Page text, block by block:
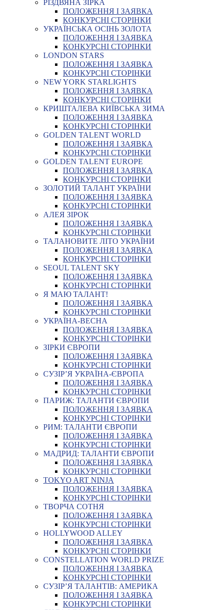
РІЗДВЯНА ЗІРКА
ПОЛОЖЕННЯ І ЗАЯВКА
КОНКУРСНІ СТОРІНКИ
УКРАЇНСЬКА ОСІНЬ ЗОЛОТА
ПОЛОЖЕННЯ І ЗАЯВКА
КОНКУРСНІ СТОРІНКИ
LONDON STARS
ПОЛОЖЕННЯ І ЗАЯВКА
КОНКУРСНІ СТОРІНКИ
NEW YORK STARLIGHTS
ПОЛОЖЕННЯ І ЗАЯВКА
КОНКУРСНІ СТОРІНКИ
КРИШТАЛЕВА КИЇВСЬКА ЗИМА
ПОЛОЖЕННЯ І ЗАЯВКА
КОНКУРСНІ СТОРІНКИ
GOLDEN TALENT WORLD
ПОЛОЖЕННЯ І ЗАЯВКА
КОНКУРСНІ СТОРІНКИ
GOLDEN TALENT EUROPE
ПОЛОЖЕННЯ І ЗАЯВКА
КОНКУРСНІ СТОРІНКИ
ЗОЛОТИЙ ТАЛАНТ УКРАЇНИ
ПОЛОЖЕННЯ І ЗАЯВКА
КОНКУРСНІ СТОРІНКИ
АЛЕЯ ЗІРОК
ПОЛОЖЕННЯ І ЗАЯВКА
КОНКУРСНІ СТОРІНКИ
ТАЛАНОВИТЕ ЛІТО УКРАЇНИ
ПОЛОЖЕННЯ І ЗАЯВКА
КОНКУРСНІ СТОРІНКИ
SEOUL TALENT SKY
ПОЛОЖЕННЯ І ЗАЯВКА
КОНКУРСНІ СТОРІНКИ
Я МАЮ ТАЛАНТ!
ПОЛОЖЕННЯ І ЗАЯВКА
КОНКУРСНІ СТОРІНКИ
УКРАЇНА-ВЕСНА
ПОЛОЖЕННЯ І ЗАЯВКА
КОНКУРСНІ СТОРІНКИ
ЗІРКИ ЄВРОПИ
ПОЛОЖЕННЯ І ЗАЯВКА
КОНКУРСНІ СТОРІНКИ
СУЗІР’Я УКРАЇНА-ЄВРОПА
ПОЛОЖЕННЯ І ЗАЯВКА
КОНКУРСНІ СТОРІНКИ
ПАРИЖ: ТАЛАНТИ ЄВРОПИ
ПОЛОЖЕННЯ І ЗАЯВКА
КОНКУРСНІ СТОРІНКИ
РИМ: ТАЛАНТИ ЄВРОПИ
ПОЛОЖЕННЯ І ЗАЯВКА
КОНКУРСНІ СТОРІНКИ
МАДРИД: ТАЛАНТИ ЄВРОПИ
ПОЛОЖЕННЯ І ЗАЯВКА
КОНКУРСНІ СТОРІНКИ
TOKYO ART NINJA
ПОЛОЖЕННЯ І ЗАЯВКА
КОНКУРСНІ СТОРІНКИ
ТВОРЧА СОТНЯ
ПОЛОЖЕННЯ І ЗАЯВКА
КОНКУРСНІ СТОРІНКИ
HOLLYWOOD ALLEY
ПОЛОЖЕННЯ І ЗАЯВКА
КОНКУРСНІ СТОРІНКИ
CONSTELLATION WORLD PRIZE
ПОЛОЖЕННЯ І ЗАЯВКА
КОНКУРСНІ СТОРІНКИ
СУЗІР’Я ТАЛАНТІВ: АМЕРИКА
ПОЛОЖЕННЯ І ЗАЯВКА
КОНКУРСНІ СТОРІНКИ